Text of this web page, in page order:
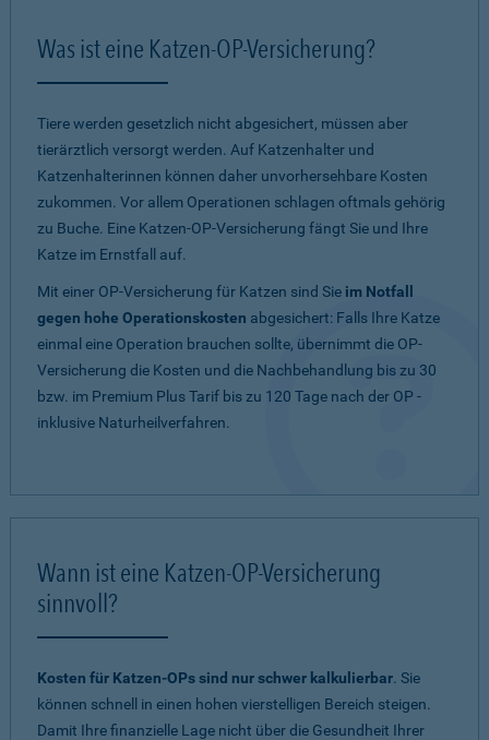
Was ist eine Katzen-OP-Versicherung?
Tiere werden gesetzlich nicht abgesichert, müssen aber
tierärztlich versorgt werden. Auf Katzenhalter und
Katzenhalterinnen können daher unvorhersehbare Kosten
zukommen. Vor allem Operationen schlagen oftmals gehörig
zu Buche. Eine Katzen-OP-Versicherung fängt Sie und Ihre
Katze im Ernstfall auf.
Mit einer OP-Versicherung für Katzen sind Sie im Notfall
gegen hohe Operationskosten abgesichert: Falls Ihre Katze
einmal eine Operation brauchen sollte, übernimmt die OP-
Versicherung die Kosten und die Nachbehandlung bis zu 30
bzw. im Premium Plus Tarif bis zu 120 Tage nach der OP -
inklusive Naturheilverfahren.
Wann ist eine Katzen-OP-Versicherung
sinnvoll?
Kosten für Katzen-OPs sind nur schwer kalkulierbar. Sie
können schnell in einen hohen vierstelligen Bereich steigen.
Damit Ihre finanzielle Lage nicht über die Gesundheit Ihrer